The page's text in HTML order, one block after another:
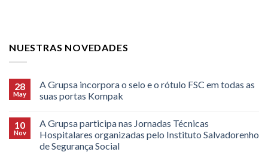
NUESTRAS NOVEDADES
28
May
A Grupsa incorpora o selo e o rótulo FSC em todas as
suas portas Kompak
10
Nov
A Grupsa participa nas Jornadas Técnicas
Hospitalares organizadas pelo Instituto Salvadorenho
de Segurança Social